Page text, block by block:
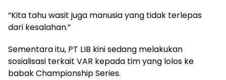
“Kita tahu wasit juga manusia yang tidak terlepas
dari kesalahan.”
Sementara itu, PT LIB kini sedang melakukan
sosialisasi terkait VAR kepada tim yang lolos ke
babak Championship Series.